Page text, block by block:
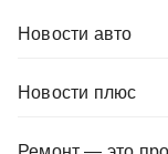
Новости авто
Новости плюс